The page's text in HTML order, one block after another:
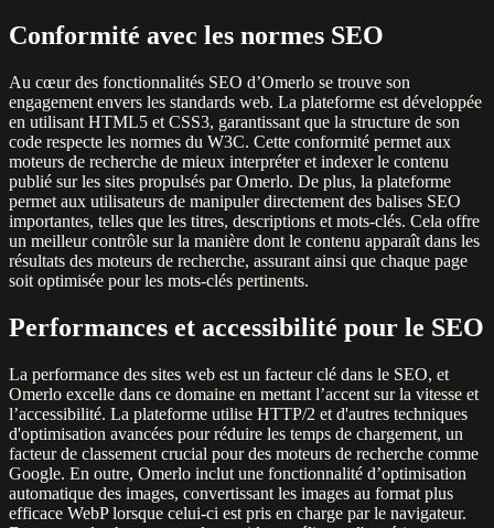
Conformité avec les normes SEO
Au cœur des fonctionnalités SEO d’Omerlo se trouve son
engagement envers les standards web. La plateforme est développée
en utilisant HTML5 et CSS3, garantissant que la structure de son
code respecte les normes du W3C. Cette conformité permet aux
moteurs de recherche de mieux interpréter et indexer le contenu
publié sur les sites propulsés par Omerlo. De plus, la plateforme
permet aux utilisateurs de manipuler directement des balises SEO
importantes, telles que les titres, descriptions et mots-clés. Cela offre
un meilleur contrôle sur la manière dont le contenu apparaît dans les
résultats des moteurs de recherche, assurant ainsi que chaque page
soit optimisée pour les mots-clés pertinents.
Performances et accessibilité pour le SEO
La performance des sites web est un facteur clé dans le SEO, et
Omerlo excelle dans ce domaine en mettant l’accent sur la vitesse et
l’accessibilité. La plateforme utilise HTTP/2 et d'autres techniques
d'optimisation avancées pour réduire les temps de chargement, un
facteur de classement crucial pour des moteurs de recherche comme
Google. En outre, Omerlo inclut une fonctionnalité d’optimisation
automatique des images, convertissant les images au format plus
efficace WebP lorsque celui-ci est pris en charge par le navigateur.